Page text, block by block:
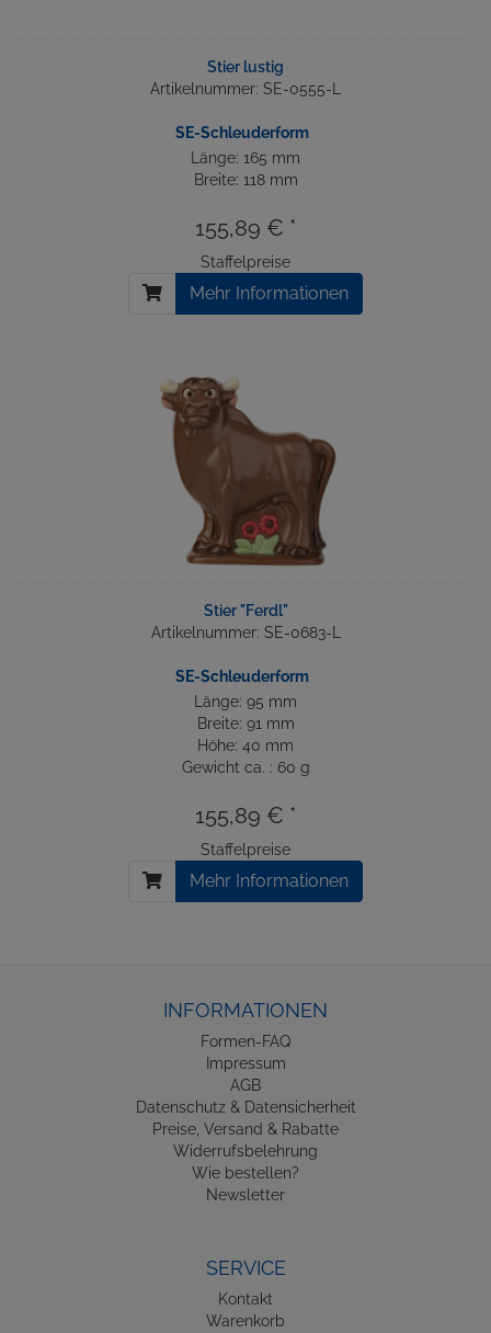
Stier lustig
Artikelnummer: SE-0555-L
SE-Schleuderform
Länge: 165 mm
Breite: 118 mm
155,89 € *
Staffelpreise
Mehr Informationen
Stier "Ferdl"
Artikelnummer: SE-0683-L
SE-Schleuderform
Länge: 95 mm
Breite: 91 mm
Höhe: 40 mm
Gewicht ca. : 60 g
155,89 € *
Staffelpreise
Mehr Informationen
INFORMATIONEN
Formen-FAQ
Impressum
AGB
Datenschutz & Datensicherheit
Preise, Versand & Rabatte
Widerrufsbelehrung
Wie bestellen?
Newsletter
SERVICE
Kontakt
Warenkorb